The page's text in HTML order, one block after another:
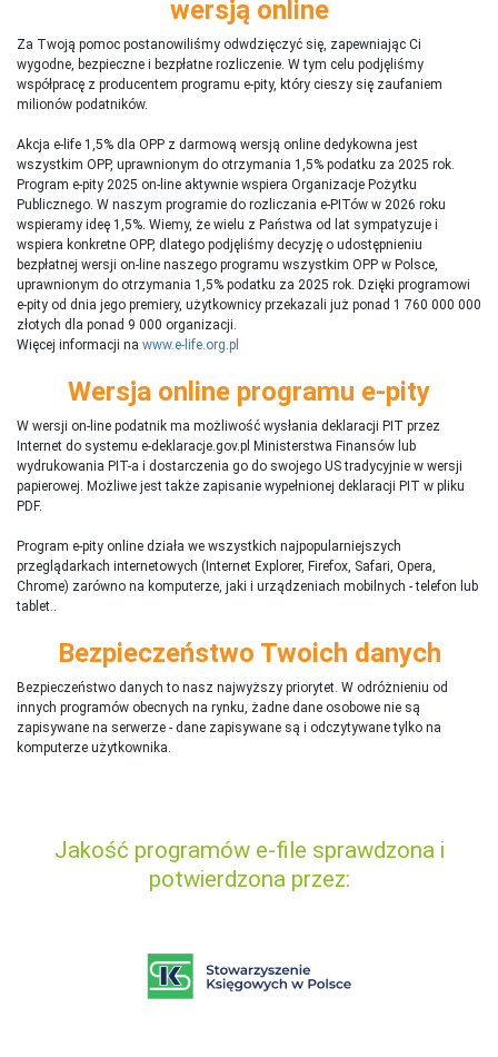
wersją online
Za Twoją pomoc postanowiliśmy odwdzięczyć się, zapewniając Ci
wygodne, bezpieczne i bezpłatne rozliczenie. W tym celu podjęliśmy
współpracę z producentem programu e-pity, który cieszy się zaufaniem
milionów podatników.
Akcja e-life 1,5% dla OPP z darmową wersją online dedykowna jest
wszystkim OPP, uprawnionym do otrzymania 1,5% podatku za 2025 rok.
Program e-pity 2025 on-line aktywnie wspiera Organizacje Pożytku
Publicznego. W naszym programie do rozliczania e-PITów w 2026 roku
wspieramy ideę 1,5%. Wiemy, że wielu z Państwa od lat sympatyzuje i
wspiera konkretne OPP, dlatego podjęliśmy decyzję o udostępnieniu
bezpłatnej wersji on-line naszego programu wszystkim OPP w Polsce,
uprawnionym do otrzymania 1,5% podatku za 2025 rok. Dzięki programowi
e-pity od dnia jego premiery, użytkownicy przekazali już ponad 1 760 000 000
złotych dla ponad 9 000 organizacji.
Więcej informacji na www.e-life.org.pl
Wersja online programu e-pity
W wersji on-line podatnik ma możliwość wysłania deklaracji PIT przez
Internet do systemu e-deklaracje.gov.pl Ministerstwa Finansów lub
wydrukowania PIT-a i dostarczenia go do swojego US tradycyjnie w wersji
papierowej. Możliwe jest także zapisanie wypełnionej deklaracji PIT w pliku
PDF.
Program e-pity online działa we wszystkich najpopularniejszych
przeglądarkach internetowych (Internet Explorer, Firefox, Safari, Opera,
Chrome) zarówno na komputerze, jaki i urządzeniach mobilnych - telefon lub
tablet..
Bezpieczeństwo Twoich danych
Bezpieczeństwo danych to nasz najwyższy priorytet. W odróżnieniu od
innych programów obecnych na rynku, żadne dane osobowe nie są
zapisywane na serwerze - dane zapisywane są i odczytywane tylko na
komputerze użytkownika.
Jakość programów e-file sprawdzona i
potwierdzona przez: